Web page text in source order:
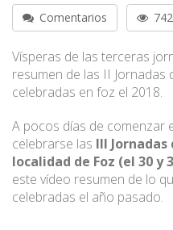
Comentarios
Vísperas de las terceras
resumen de las II Jornadas
celebradas en foz el 2018.
A pocos días de comenzar
celebrarse las III
localidad de Foz (el 30 y
este vídeo resumen de lo
celebradas el año pasado.